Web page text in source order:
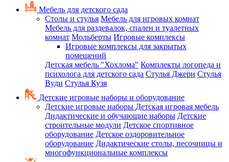
Мебель для детского сада
Столы и стулья Мебель для игровых комнат
Мебель для раздевалок, спален и туалетных
комнат Мольберты Игровые комплексы
Игровые комплексы для закрытых
помещений
Детская мебель "Хохлома" Комплекты логопеда и
психолога для детского сада Стулья Джери Стулья
Вуди Стулья Кузя
Детские игровые наборы и оборудование
Детские игровые наборы Детская игровая мебель
Дидактические и обучающие наборы Детские
строительные модули Детское спортивное
оборудование Детское оздоровительное
оборудование Дидактические столы, песочницы и
многофункциональные комплексы